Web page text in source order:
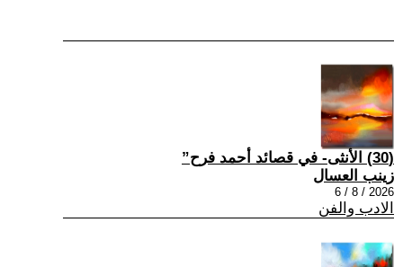
(30) الأنثى- في قصائد أحمد فرح”
زينب العسال
2026 / 8 / 6
الادب والفن